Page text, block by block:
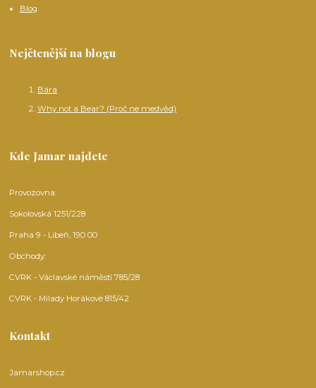
Blog
Nejčtenější na blogu
Bára
Why not a Bear? (Proč ne medvěd)
Kde Jamar najdete
Provozovna:
Sokolovská 1251/228
Praha 9 - Libeň, 190 00
Obchody:
CVRK - Václavské náměstí 785/28
CVRK - Milady Horákové 815/42
Kontakt
Jamarshop.cz